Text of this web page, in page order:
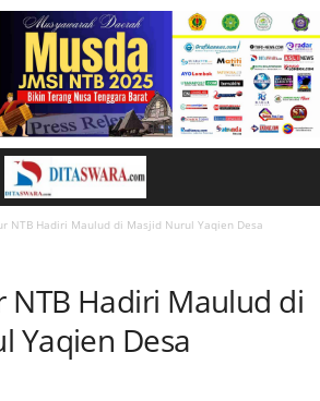
NTB Hadiri Maulud di Masjid Nurul Yaqien Desa
NTB Hadiri Maulud di
Yaqien Desa